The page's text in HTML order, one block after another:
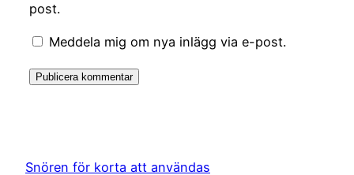
post.
Meddela mig om nya inlägg via e-post.
Snören för korta att användas